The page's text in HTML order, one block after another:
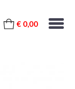
€ 0,00